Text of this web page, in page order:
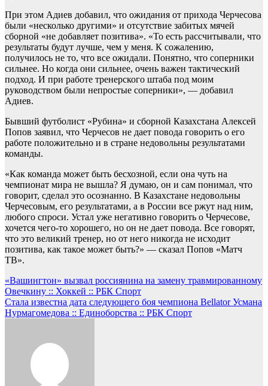
При этом Адиев добавил, что ожидания от прихода Черчесова
были «несколько другими» и отсутствие забитых мячей
сборной «не добавляет позитива». «То есть рассчитывали, что
результаты будут лучше, чем у меня. К сожалению,
получилось не то, что все ожидали. Понятно, что соперники
сильнее. Но когда они сильнее, очень важен тактический
подход. И при работе тренерского штаба под моим
руководством были непростые соперники», — добавил
Адиев.
Бывший футболист «Рубина» и сборной Казахстана Алексей
Попов заявил, что Черчесов не дает повода говорить о его
работе положительно и в стране недовольны результатами
команды.
«Как команда может быть бесхозной, если она чуть на
чемпионат мира не вышла? Я думаю, он и сам понимал, что
говорит, сделал это осознанно. В Казахстане недовольны
Черчесовым, его результатами, а в России все ржут над ним,
любого спроси. Устал уже негативно говорить о Черчесове,
хочется чего‑то хорошего, но он не дает повода. Все говорят,
что это великий тренер, но от него никогда не исходит
позитива, как такое может быть?» — сказал Попов «Матч
ТВ».
Навигация
по
записям
«Вашингтон» вызвал россиянина на замену травмированному
Овечкину :: Хоккей :: РБК Спорт
Стала известна дата следующего боя чемпиона Bellator Усмана
Нурмагомедова :: Единоборства :: РБК Спорт